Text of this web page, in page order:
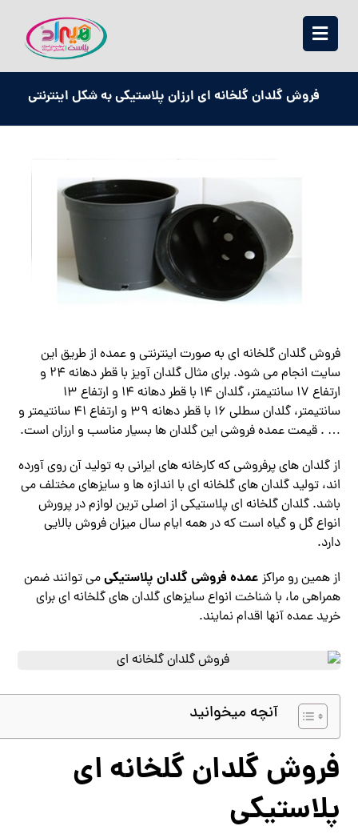
فروش گلدان گلخانه ای ارزان پلاستیکی به شکل اینترنتی
فروش گلدان گلخانه ای به صورت اینترنتی و عمده از طریق این
سایت انجام می شود. برای مثال گلدان آویز با قطر دهانه 24 و
ارتفاع 17 سانتیمتر، گلدان 14 با قطر دهانه 14 و ارتفاع 13
سانتیمتر، گلدان سطلی 16 با قطر دهانه 39 و ارتفاع 41 سانتیمتر و
… . قیمت عمده فروشی این گلدان ها بسیار مناسب و ارزان است.
از گلدان های پرفروشی که کارخانه های ایرانی به تولید آن روی آورده
اند، تولید گلدان های گلخانه ای با اندازه ها و سایزهای مختلف می
باشد. گلدان گلخانه ای پلاستیکی از اصلی ترین لوازم در پرورش
انواع گل و گیاه است که در همه ایام سال میزان فروش بالایی
دارد.
از همین رو مراکز عمده فروشیگلدان پلاستیکیمی توانند ضمن
همراهی ما، با شناخت انواع سایزهای گلدان های گلخانه ای برای
خرید عمده آنها اقدام نمایند.
آنچه میخوانید
فروش گلدان گلخانه ای
پلاستیکی